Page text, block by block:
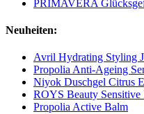
PRIMAVERA
Neuheiten:
Avril Hydrating Styling
Propolia Anti-Ageing
Niyok Duschgel Citrus
ROYS Beauty
Propolia Active Balm